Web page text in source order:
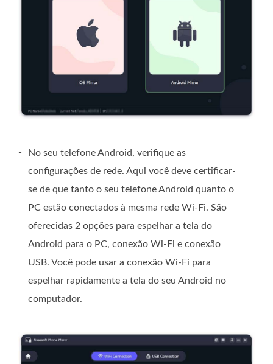
-
No seu telefone Android, verifique as
configurações de rede. Aqui você deve certificar-
se de que tanto o seu telefone Android quanto o
PC estão conectados à mesma rede Wi-Fi. São
oferecidas 2 opções para espelhar a tela do
Android para o PC, conexão Wi-Fi e conexão
USB. Você pode usar a conexão Wi-Fi para
espelhar rapidamente a tela do seu Android no
computador.